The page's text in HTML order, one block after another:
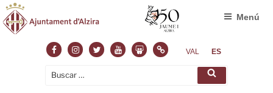
FacebookInstagram
TwitterYoutubeSlideshare
NormasVAL ES
Buscar
Buscar
Menú